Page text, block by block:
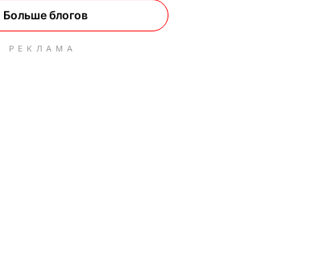
Больше блогов
РЕКЛАМА